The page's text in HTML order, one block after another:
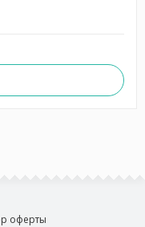
оферты